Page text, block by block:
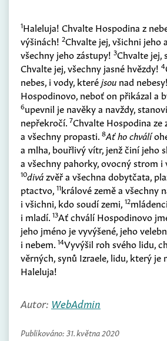
1Haleluja! Chvalte Hospodina z
výšinách! 2Chvalte jej, všichni jeho
všechny jeho zástupy! 3Chvalte jej,
Chvalte jej, všechny jasné hvězdy! 4
nebes, i vody, kteréjsou nad nebesy!
Hospodinovo, neboť on přikázal a
6upevnil je navěky a navždy,
nepřekročí. 7Chvalte Hospodina ze
a všechny propasti. 8Ať ho chválí
a mlha, bouřlivý vítr, jenž činí jeho
a všechny pahorky, ovocný strom i
10divázvěř a všechna dobytčata,
ptactvo, 11králové země a všechny
i všichni, kdo soudí zemi, 12
i mladí. 13Ať chválí Hospodinovo
jeho jméno je vyvýšené, jeho
i nebem. 14Vyvýšil roh svého lidu,
věrných, synů Izraele, lidu, který je
Haleluja!
Autor: WebAdmin
Publikováno: 31. května 2020